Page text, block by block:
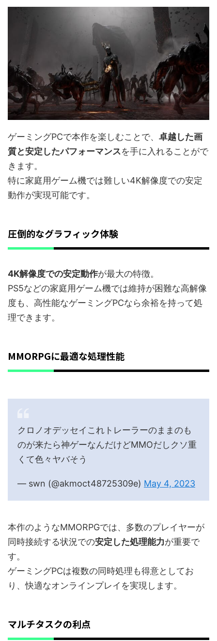
ゲーミングPCで本作を楽しむことで、 卓越した画
質と安定したパフォーマンスを手に入れることがで
きます。
特に家庭用ゲーム機では難しい4K解像度での安定
動作が実現可能です。
圧倒的なグラフィック体験
4K解像度での安定動作が最大の特徴。
PS5などの家庭用ゲーム機では維持が困難な高解像
度も、高性能なゲーミングPCなら余裕を持って処
理できます。
MMORPGに最適な処理性能
クロノオデッセイこれトレーラーのままのも
のが来たら神ゲーなんだけどMMOだしクソ重
くて色々ヤバそう
— swn (@akmoct48725309e) May 4, 2023
本作のようなMMORPGでは、多数のプレイヤーが
同時接続する状況での安定した処理能力が重要で
す。
ゲーミングPCは複数の同時処理も得意としてお
り、快適なオンラインプレイを実現します。
マルチタスクの利点